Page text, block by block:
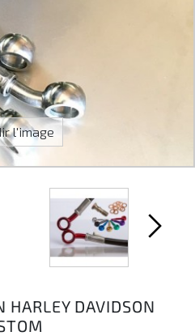
l'image
HARLEY DAVIDSON